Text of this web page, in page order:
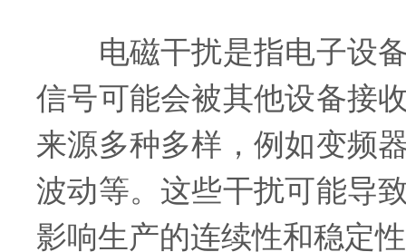
电磁干扰是指电子设备
信号可能会被其他设备接
来源多种多样，例如变频
波动等。这些干扰可能导
影响生产的连续性和稳定